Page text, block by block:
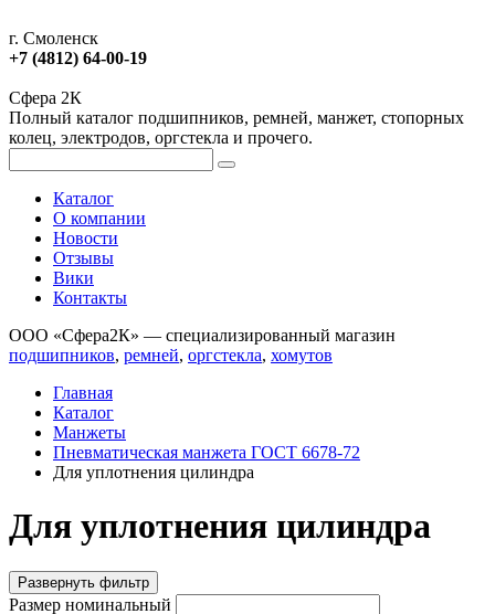
г. Смоленск
+7 (4812) 64-00-19
Сфера 2К
Полный каталог подшипников, ремней, манжет, стопорных
колец, электродов, оргстекла и прочего.
Каталог
О компании
Новости
Отзывы
Вики
Контакты
ООО «Сфера2К» — специализированный магазин
подшипников, ремней, оргстекла, хомутов
Главная
Каталог
Манжеты
Пневматическая манжета ГОСТ 6678-72
Для уплотнения цилиндра
Для уплотнения цилиндра
Развернуть фильтр
Размер номинальный